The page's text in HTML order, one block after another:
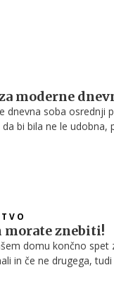
moderne
dnevna soba osrednji
da bi bila ne le
morate znebiti!
domu končno
in če ne drugega,